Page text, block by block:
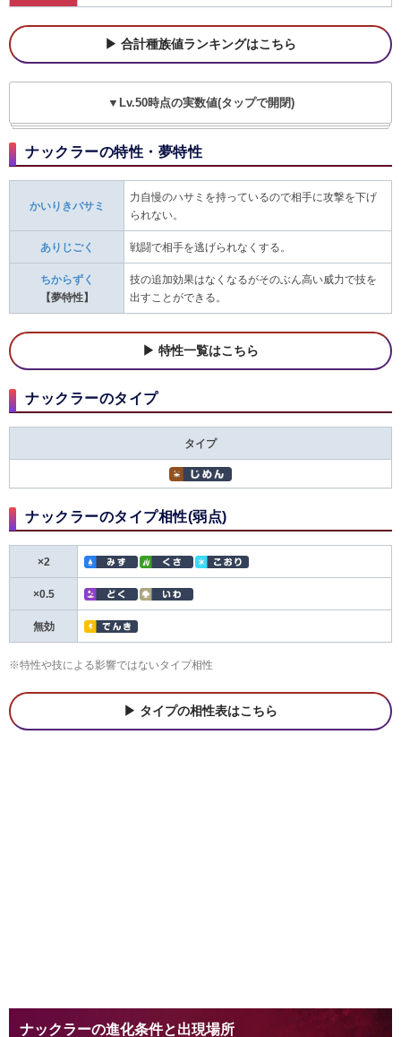
合計種族値ランキングはこちら
▼Lv.50時点の実数値(タップで開閉)
ナックラーの特性・夢特性
かいりきバサミ
力自慢のハサミを持っているので相手に攻撃を下げ
られない。
ありじごく 戦闘で相手を逃げられなくする。
ちからずく
【夢特性】
技の追加効果はなくなるがそのぶん高い威力で技を
出すことができる。
特性一覧はこちら
ナックラーのタイプ
タイプ
ナックラーのタイプ相性(弱点)
×2
×0.5
無効
※特性や技による影響ではないタイプ相性
タイプの相性表はこちら
ナックラーの進化条件と出現場所